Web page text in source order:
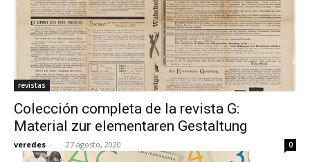
revistas
Colección completa de la revista G:
Material zur elementaren Gestaltung
veredes - 27 agosto, 2020 0